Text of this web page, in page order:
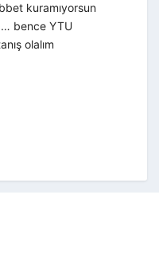
kuramıyorsun
bence YTU
olalım